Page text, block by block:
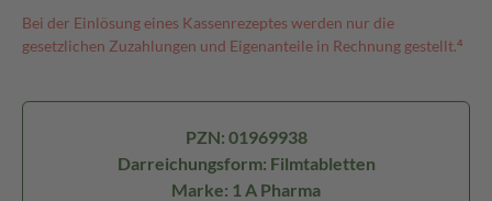
Bei der Einlösung eines Kassenrezeptes werden nur die
gesetzlichen Zuzahlungen und Eigenanteile in Rechnung gestellt.⁴
PZN: 01969938
Darreichungsform: Filmtabletten
Marke: 1 A Pharma